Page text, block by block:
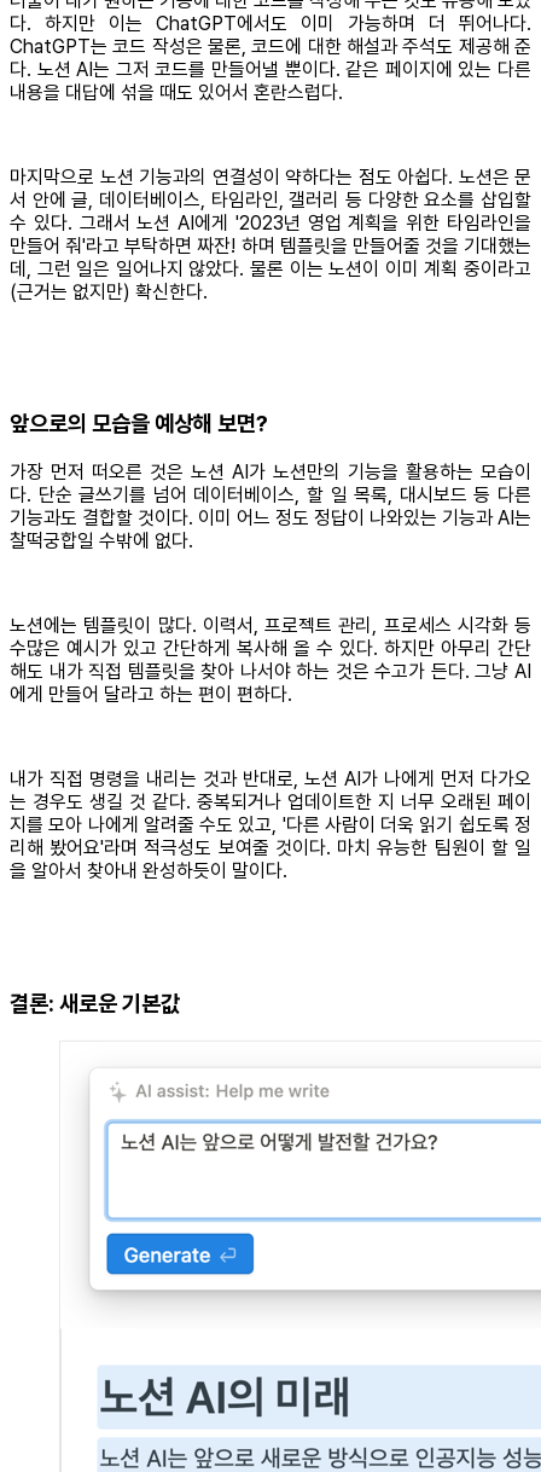
다. 하지만 이는 ChatGPT에서도 이미 가능하며 더 뛰어나다.
ChatGPT는 코드 작성은 물론, 코드에 대한 해설과 주석도 제공해 준
다. 노션 AI는 그저 코드를 만들어낼 뿐이다. 같은 페이지에 있는 다른
내용을 대답에 섞을 때도 있어서 혼란스럽다.
마지막으로 노션 기능과의 연결성이 약하다는 점도 아쉽다. 노션은 문
서 안에 글, 데이터베이스, 타임라인, 갤러리 등 다양한 요소를 삽입할
수 있다. 그래서 노션 AI에게 '2023년 영업 계획을 위한 타임라인을
만들어 줘'라고 부탁하면 짜잔! 하며 템플릿을 만들어줄 것을 기대했는
데, 그런 일은 일어나지 않았다. 물론 이는 노션이 이미 계획 중이라고
(근거는 없지만) 확신한다.
앞으로의 모습을 예상해 보면?
가장 먼저 떠오른 것은 노션 AI가 노션만의 기능을 활용하는 모습이
다. 단순 글쓰기를 넘어 데이터베이스, 할 일 목록, 대시보드 등 다른
기능과도 결합할 것이다. 이미 어느 정도 정답이 나와있는 기능과 AI는
찰떡궁합일 수밖에 없다.
노션에는 템플릿이 많다. 이력서, 프로젝트 관리, 프로세스 시각화 등
수많은 예시가 있고 간단하게 복사해 올 수 있다. 하지만 아무리 간단
해도 내가 직접 템플릿을 찾아 나서야 하는 것은 수고가 든다. 그냥 AI
에게 만들어 달라고 하는 편이 편하다.
내가 직접 명령을 내리는 것과 반대로, 노션 AI가 나에게 먼저 다가오
는 경우도 생길 것 같다. 중복되거나 업데이트한 지 너무 오래된 페이
지를 모아 나에게 알려줄 수도 있고, '다른 사람이 더욱 읽기 쉽도록 정
리해 봤어요'라며 적극성도 보여줄 것이다. 마치 유능한 팀원이 할 일
을 알아서 찾아내 완성하듯이 말이다.
결론: 새로운 기본값